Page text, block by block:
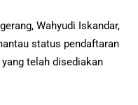
Wahyudi Iskandar,
status pendaftaran
telah disediakan